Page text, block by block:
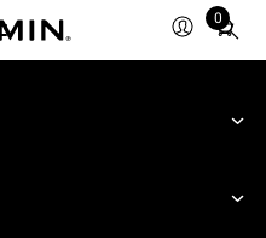
0
Total
items
cart: